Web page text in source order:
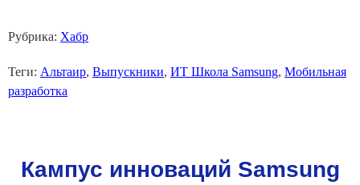
Рубрика: Хабр
Теги: Альтаир, Выпускники, ИТ Школа Samsung, Мобильная
разработка
Кампус инноваций Samsung